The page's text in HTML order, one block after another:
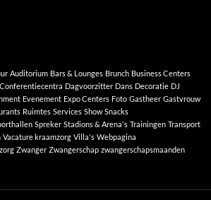
Auditorium Bars & Lounges Brunch Business Centers
Conferentiecentra Dagvoorzitter Dans Decoratie DJ
Evenement Expo Centers Foto Gastheer Gastvrouw
Ruimtes Services Show Snacks
Spreker Stadions & Arena's Trainingen Transport
Vacature kraamzorg Villa's Webpagina
Zwanger Zwangerschap zwangerschapsmaanden